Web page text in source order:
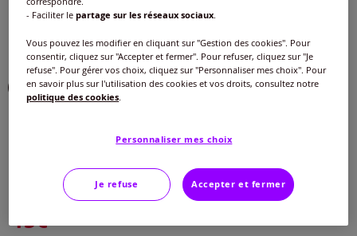
En stock
Guide des tailles
15€
- Faciliter lepartage sur les réseaux sociaux
Vous pouvez les modifier en cliquant sur "Gestion des cookies". Pour
consentir, cliquez sur "Accepter et fermer". Pour refuser, cliquez sur "Je
refuse". Pour gérer vos choix, cliquez sur "Personnaliser mes choix". Pour
en savoir plus sur l'utilisation des cookies et vos droits, consultez notre
politique des cookies
Personnaliser mes choix
Je refuse Accepter et fermer